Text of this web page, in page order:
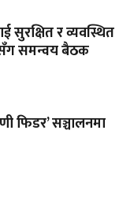
सुरक्षित र व्यवस्थित
समन्वय बैठक
फिडर’ सञ्चालनमा